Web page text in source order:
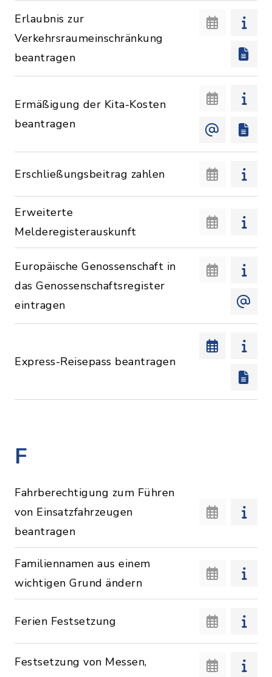
Erlaubnis zur
Verkehrsraumeinschränkung
beantragen
Ermäßigung der Kita-Kosten
beantragen
Erschließungsbeitrag zahlen
Erweiterte
Melderegisterauskunft
Europäische Genossenschaft in
das Genossenschaftsregister
eintragen
Express-Reisepass beantragen
F
Fahrberechtigung zum Führen
von Einsatzfahrzeugen
beantragen
Familiennamen aus einem
wichtigen Grund ändern
Ferien Festsetzung
Festsetzung von Messen,